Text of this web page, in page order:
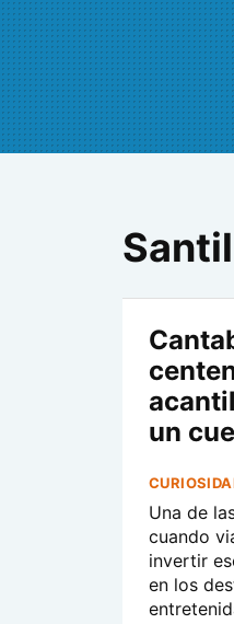
un
Una de
cuando
invertir
en los